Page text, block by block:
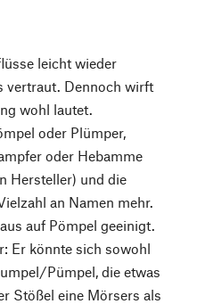
leicht wieder
vertraut. Dennoch wirft
wohl lautet.
oder Plümper,
oder Hebamme
Hersteller) und die
an Namen mehr.
auf Pömpel geeinigt.
Er könnte sich sowohl
Pümpel, die etwas
Stößel eine Mörsers als